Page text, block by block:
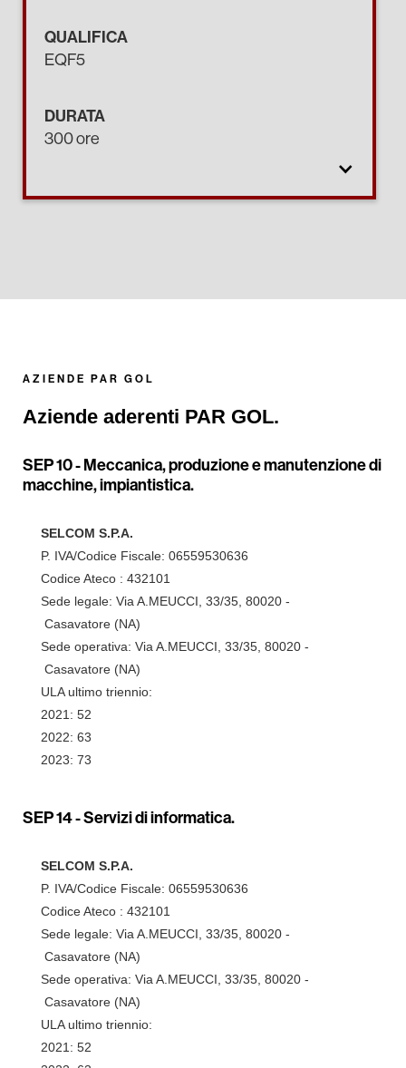
QUALIFICA
EQF5
DURATA
300 ore
AZIENDE PAR GOL
Aziende aderenti PAR GOL.
SEP 10 -Meccanica, produzione e manutenzione di
macchine, impiantistica.
SELCOM S.P.A.
P. IVA/Codice Fiscale: 06559530636
Codice Ateco : 432101
Sede legale: Via A.MEUCCI, 33/35, 80020 -
Casavatore (NA)
Sede operativa: Via A.MEUCCI, 33/35, 80020 -
Casavatore (NA)
ULA ultimo triennio:
2021: 52
2022: 63
2023: 73
SEP 14 -Servizi di informatica.
SELCOM S.P.A.
P. IVA/Codice Fiscale: 06559530636
Codice Ateco : 432101
Sede legale: Via A.MEUCCI, 33/35, 80020 -
Casavatore (NA)
Sede operativa: Via A.MEUCCI, 33/35, 80020 -
Casavatore (NA)
ULA ultimo triennio:
2021: 52